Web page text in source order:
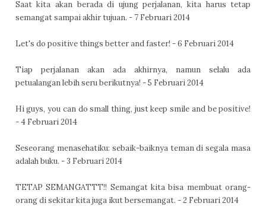
Saat kita akan berada di ujung perjalanan, kita harus tetap
semangat sampai akhir tujuan. - 7 Februari 2014
Let's do positive things better and faster! - 6 Februari 2014
Tiap perjalanan akan ada akhirnya, namun selalu ada
petualangan lebih seru berikutnya! - 5 Februari 2014
Hi guys, you can do small thing, just keep smile and be positive!
- 4 Februari 2014
Seseorang menasehatiku: sebaik-baiknya teman di segala masa
adalah buku. - 3 Februari 2014
TETAP SEMANGATTT!! Semangat kita bisa membuat orang-
orang di sekitar kita juga ikut bersemangat. - 2 Februari 2014